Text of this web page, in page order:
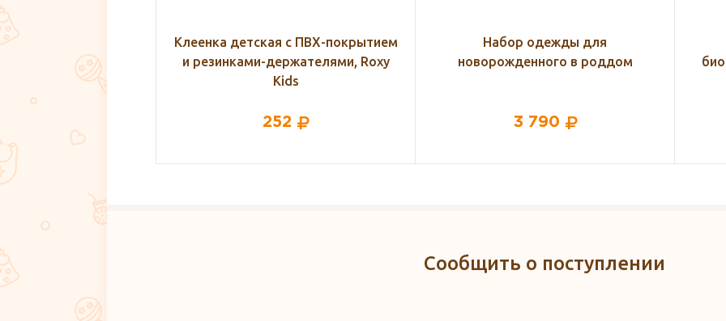
с ПВХ-покрытием
держателями, Roxy
Набор одежды для
новорожденного в роддом
3 790
Контейнер для взятия
биоматериала, 125 мл. (баночка
48
Сообщить о поступлении